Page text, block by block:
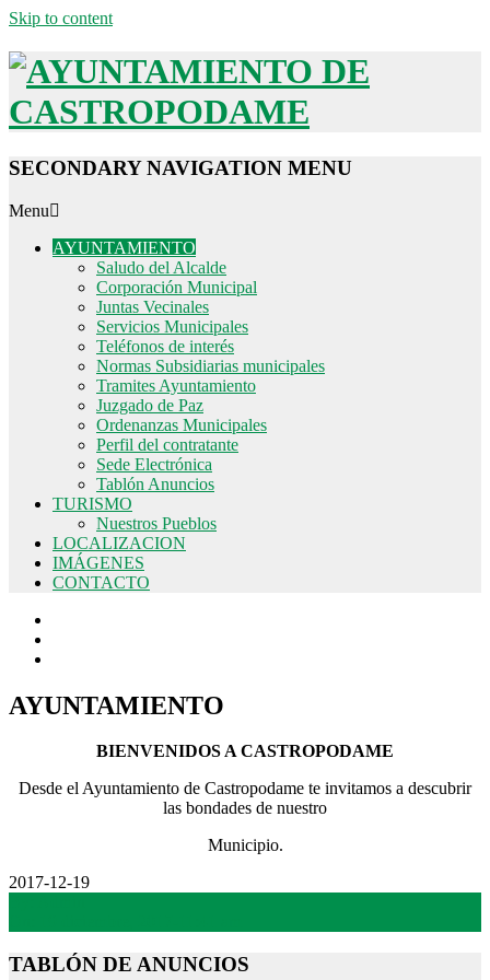
Skip to content
SECONDARY NAVIGATION MENU
Menu
AYUNTAMIENTO
Saludo del Alcalde
Corporación Municipal
Juntas Vecinales
Servicios Municipales
Teléfonos de interés
Normas Subsidiarias municipales
Tramites Ayuntamiento
Juzgado de Paz
Ordenanzas Municipales
Perfil del contratante
Sede Electrónica
Tablón Anuncios
TURISMO
Nuestros Pueblos
LOCALIZACION
IMÁGENES
CONTACTO
AYUNTAMIENTO
BIENVENIDOS A CASTROPODAME
Desde el Ayuntamiento de Castropodame te invitamos a descubrir
las bondades de nuestro
Municipio.
2017-12-19
TABLÓN DE ANUNCIOS